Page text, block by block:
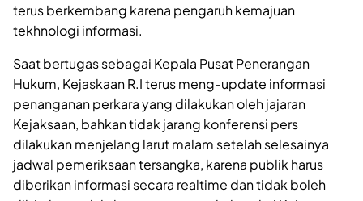
terus berkembang karena pengaruh kemajuan
tekhnologi informasi.
Saat bertugas sebagai Kepala Pusat Penerangan
Hukum, Kejaskaan R.I terus meng-update informasi
penanganan perkara yang dilakukan oleh jajaran
Kejaksaan, bahkan tidak jarang konferensi pers
dilakukan menjelang larut malam setelah selesainya
jadwal pemeriksaan tersangka, karena publik harus
diberikan informasi secara realtime dan tidak boleh